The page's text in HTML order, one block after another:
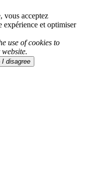
vous acceptez
et optimiser
use of cookies to
I disagree